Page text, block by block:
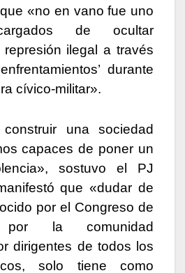
«no en vano fue uno
de ocultar
ilegal a través
durante
cívico-militar».
una sociedad
capaces de poner un
sostuvo el PJ
que «dudar de
por el Congreso de
la comunidad
dirigentes de todos los
solo tiene como